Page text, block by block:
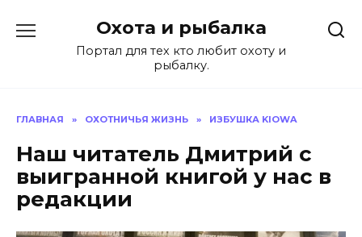
содержанию
Охота и рыбалка
Портал для тех кто любит охоту и
рыбалку.
ГЛАВНАЯ » ОХОТНИЧЬЯ ЖИЗНЬ » ИЗБУШКА KIOWA
Наш читатель Дмитрий с
выигранной книгой у нас в
редакции